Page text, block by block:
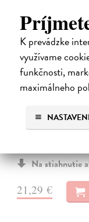
K prevádzke
využívame
funkčnosti,
maximálneho
Sportovní
Obdivujeme
provedení, které
Na stiahnutie
21,29 €